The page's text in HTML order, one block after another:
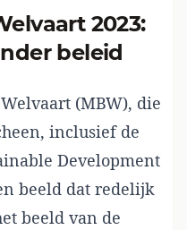
beleid
(MBW), die
inclusief de
Development
beeld dat redelijk
beeld van de